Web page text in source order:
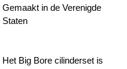
Gemaakt in de Verenigde
Staten
Het Big Bore cilinderset is